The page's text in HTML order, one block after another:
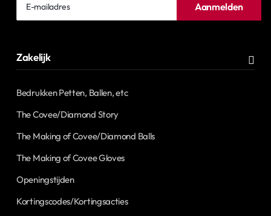
Aanmelden
Zakelijk
Bedrukken Petten, Ballen, etc
The Covee/Diamond Story
The Making of Covee/Diamond Balls
The Making of Covee Gloves
Openingstijden
Kortingscodes/Kortingsacties